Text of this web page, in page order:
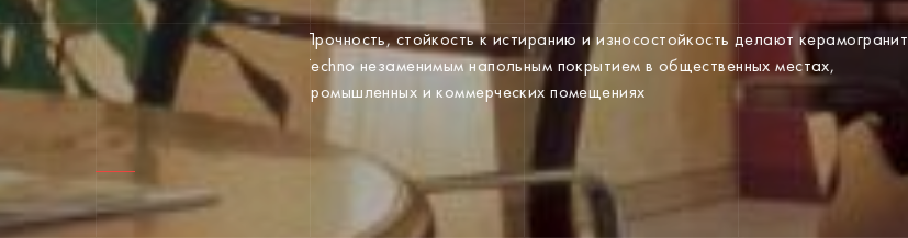
Прочность, стойкость к истиранию и износостойкость делают керамогранит
Techno незаменимым напольным покрытием в общественных местах,
промышленных и коммерческих помещениях